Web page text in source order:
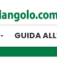
GUIDA